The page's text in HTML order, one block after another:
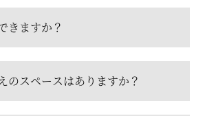
きますか？
のスペースはありますか？